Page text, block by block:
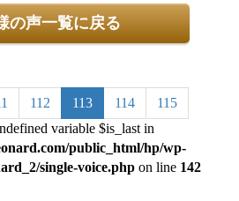
の声一覧に戻る
112 113 114
115
variable $is_last in
public_html/hp/wp-
single-voice.php on line 142